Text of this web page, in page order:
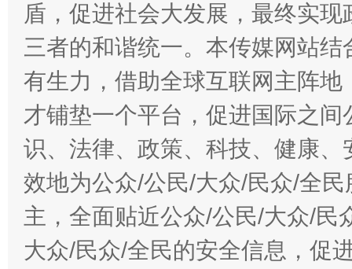
盾，促进社会大发展，最终实
三者的和谐统一。本传媒网站
有生力，借助全球互联网主阵
才铺垫一个平台，促进国际之
识、法律、政策、科技、健康
效地为公众/公民/大众/民众/全
主，全面贴近公众/公民/大众/民
大众/民众/全民的安全信息，促